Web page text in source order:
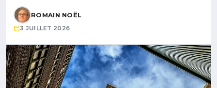
ROMAIN NOËL
3 JUILLET 2026